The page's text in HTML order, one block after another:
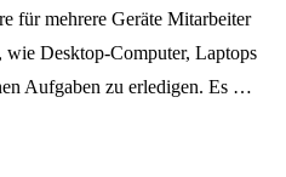
für mehrere Geräte Mitarbeiter
wie Desktop-Computer, Laptops
Aufgaben zu erledigen. Es …